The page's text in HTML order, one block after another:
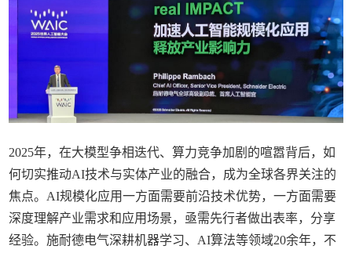
2025年，在大模型争相迭代、算力竞争加剧的喧嚣背后，如
何切实推动AI技术与实体产业的融合，成为全球各界关注的
焦点。AI规模化应用一方面需要前沿技术优势，一方面需要
深度理解产业需求和应用场景，亟需先行者做出表率，分享
经验。施耐德电气深耕机器学习、AI算法等领域20余年，不